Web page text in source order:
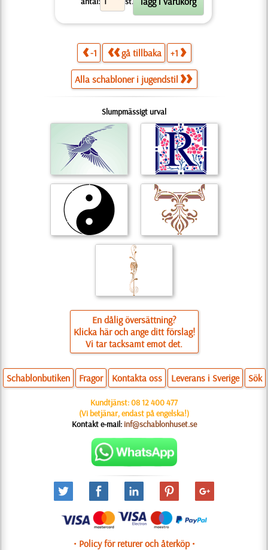
-1 gå tillbaka +1
Alla schabloner i jugendstil
Slumpmässigt urval
En dålig översättning?
Klicka här och ange ditt förslag!
Vi tar tacksamt emot det.
Schablonbutiken Fragor Kontakta oss Leverans i Sverige Sök
Kundtjänst:08 12 400 477
(Vi betjänar, endast på engelska!)
Kontakt e-mail: inf@schablonhuset.se
• Policy för returer och återköp •